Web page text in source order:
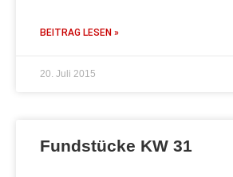
BEITRAG LESEN »
20. Juli 2015
Fundstücke KW 31